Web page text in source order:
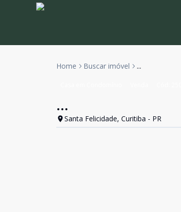
Home Buscar imóvel ...
...
Santa Felicidade, Curitiba - PR